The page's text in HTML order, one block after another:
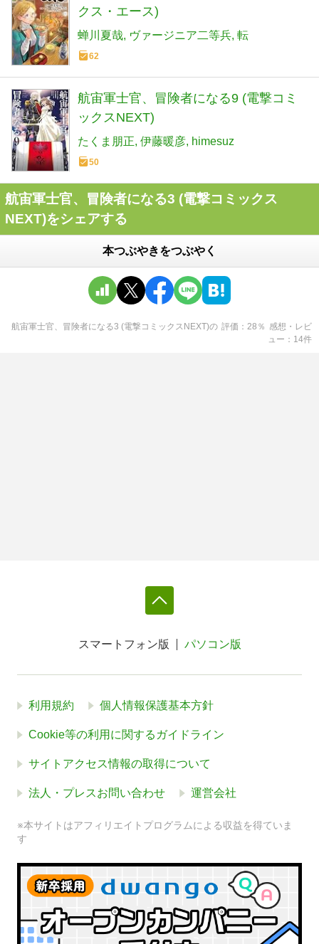
クス・エース)
蝉川夏哉 ヴァージニア二等兵 転
62
航宙軍士官、冒険者になる9 (電撃コミ
ックスNEXT)
たくま朋正 伊藤暖彦 himesuz
50
航宙軍士官、冒険者になる3 (電撃コミックス
NEXT)をシェアする
本つぶやきをつぶやく
航宙軍士官、冒険者になる3 (電撃コミックスNEXT)の 評価 28 ％ 感想・レビ
ュー
14件
スマートフォン版 パソコン版
利用規約 個人情報保護基本方針
Cookie等の利用に関するガイドライン
サイトアクセス情報の取得について
法人・プレスお問い合わせ 運営会社
※本サイトはアフィリエイトプログラムによる収益を得ていま
す